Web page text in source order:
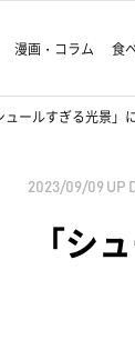
漫画・コラム 食
ールすぎる光景」
2023/09/09 UP
「シ